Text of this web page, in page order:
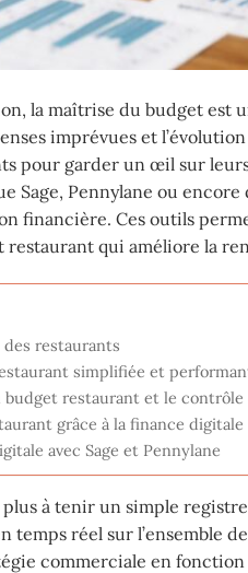
la maîtrise du budget est
imprévues et
pour garder un œil sur
Sage, Pennylane ou
financière. Ces outils
qui améliore la
restaurants
simplifiée et
restaurant et le contrôle
grâce à la finance digitale
avec Sage et Pennylane
à tenir un simple
réel sur l’ensemble
commerciale en